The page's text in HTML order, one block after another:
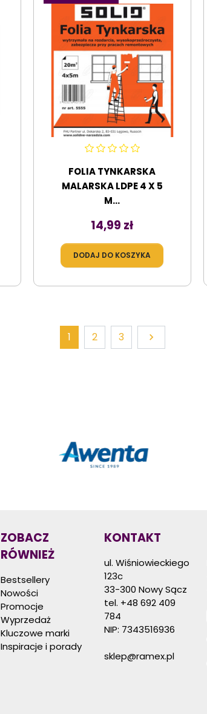
FOLIA TYNKARSKA
MALARSKA LDPE 4 X 5
M...
Cena
14,99 zł
DODAJ DO KOSZYKA
1 2 3 Dalej

ZOBACZ
RÓWNIEŻ
Bestsellery
Nowości
Promocje
Wyprzedaż
Kluczowe marki
Inspiracje i porady
KONTAKT
ul. Wiśniowieckiego
123c
33-300 Nowy Sącz
tel. +48 692 409
784
NIP: 7343516936
sklep@ramex.pl